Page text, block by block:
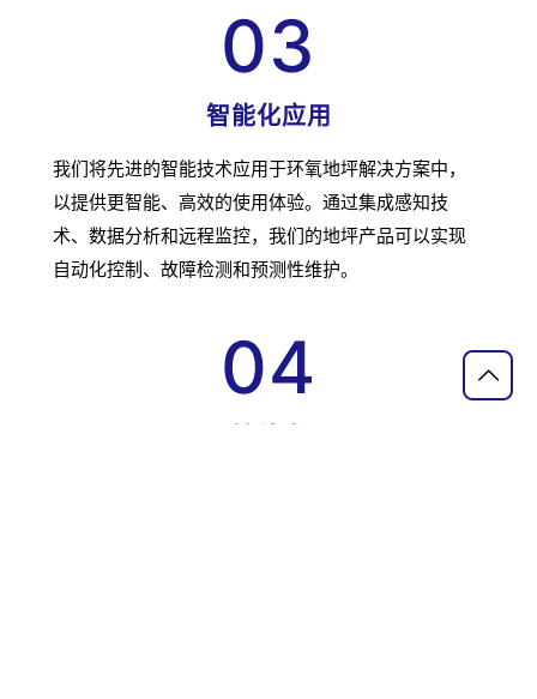
03
智能化应用
我们将先进的智能技术应用于环氧地坪解决方案中，
以提供更智能、高效的使用体验。通过集成感知技
术、数据分析和远程监控，我们的地坪产品可以实现
自动化控制、故障检测和预测性维护。
04